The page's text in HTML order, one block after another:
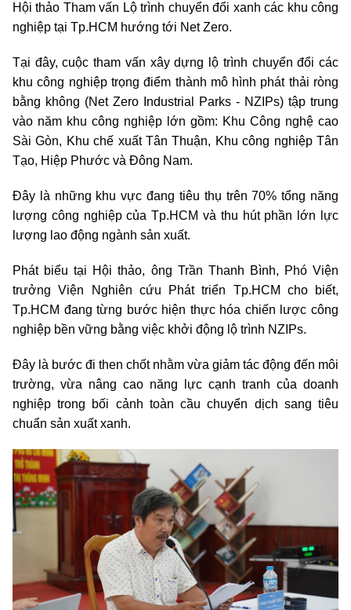
Hội thảo Tham vấn Lộ trình chuyển đổi xanh các khu công
nghiệp tại Tp.HCM hướng tới Net Zero.
Tại đây, cuộc tham vấn xây dựng lộ trình chuyển đổi các
khu công nghiệp trọng điểm thành mô hình phát thải ròng
bằng không (Net Zero Industrial Parks - NZIPs) tập trung
vào năm khu công nghiệp lớn gồm: Khu Công nghệ cao
Sài Gòn, Khu chế xuất Tân Thuận, Khu công nghiệp Tân
Tạo, Hiệp Phước và Đông Nam.
Đây là những khu vực đang tiêu thụ trên 70% tổng năng
lượng công nghiệp của Tp.HCM và thu hút phần lớn lực
lượng lao động ngành sản xuất.
Phát biểu tại Hội thảo, ông Trần Thanh Bình, Phó Viện
trưởng Viện Nghiên cứu Phát triển Tp.HCM cho biết,
Tp.HCM đang từng bước hiện thực hóa chiến lược công
nghiệp bền vững bằng việc khởi động lộ trình NZIPs.
Đây là bước đi then chốt nhằm vừa giảm tác động đến môi
trường, vừa nâng cao năng lực cạnh tranh của doanh
nghiệp trong bối cảnh toàn cầu chuyển dịch sang tiêu
chuẩn sản xuất xanh.